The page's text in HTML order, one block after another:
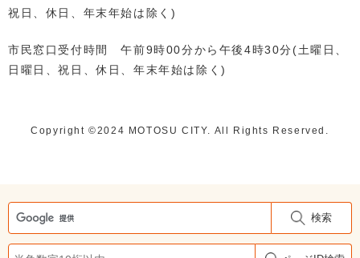
検索
祝日、休日、年末年始は除く)
市民窓口受付時間 午前9時00分から午後4時30分(土曜日、
日曜日、祝日、休日、年末年始は除く)
Copyright ©️2024 MOTOSU CITY. All Rights Reserved.